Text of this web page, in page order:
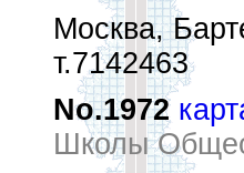
Москва,
т.7142463
No.1972
Школы